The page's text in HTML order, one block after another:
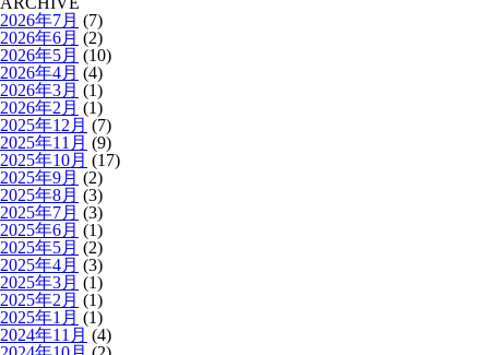
2026年7月 (7)
2026年6月 (2)
2026年5月 (10)
2026年4月 (4)
2026年3月 (1)
2026年2月 (1)
2025年12月 (7)
2025年11月 (9)
2025年10月 (17)
2025年9月 (2)
2025年8月 (3)
2025年7月 (3)
2025年6月 (1)
2025年5月 (2)
2025年4月 (3)
2025年3月 (1)
2025年2月 (1)
2025年1月 (1)
2024年11月 (4)